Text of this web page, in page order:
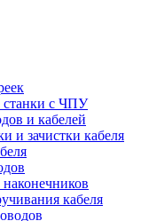
с ЧПУ
и кабелей
и зачистки кабеля
кабеля